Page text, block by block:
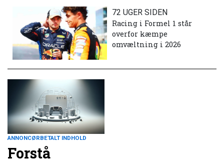
72 UGER SIDEN
Racing i Formel 1 står
overfor kæmpe
omvæltning i 2026
ANNONCØRBETALT INDHOLD
Forstå